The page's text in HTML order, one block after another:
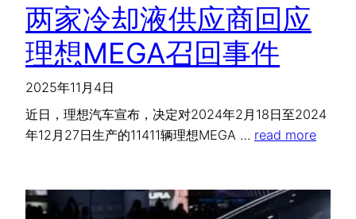
两家冷却液供应商回应
理想MEGA召回事件
2025年11月4日
近日，理想汽车宣布，决定对2024年2月18日至2024
年12月27日生产的11411辆理想MEGA … read more